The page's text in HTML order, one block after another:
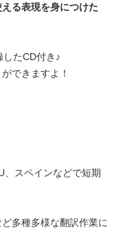
る表現を身につけた
たCD付き♪
できますよ！
、スペインなどで短期
多種多様な翻訳作業に